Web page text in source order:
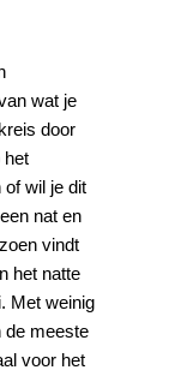
wat je
door
het
of wil je dit
nat en
vindt
het natte
Met weinig
de meeste
voor het